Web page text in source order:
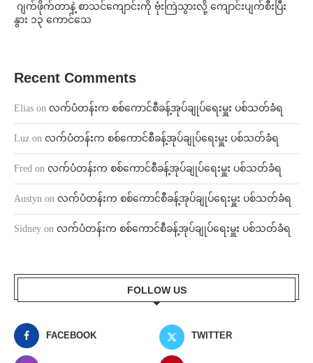
⁨⁩ ⁨ဂျက်ဖိုက်တာနဲ့ စာသင်ကျောင်းကို ဗုံးကြဲသွားလို့ ကျောင်းပျက်စီးပြီး
နွား ၁၃ ကောင်သေ
Recent Comments
Elias on လက်ပံတန်းက စစ်ကောင်စီခန့်အုပ်ချုပ်ရေးမှူး ပစ်သတ်ခံရ
Luz on လက်ပံတန်းက စစ်ကောင်စီခန့်အုပ်ချုပ်ရေးမှူး ပစ်သတ်ခံရ
Fred on လက်ပံတန်းက စစ်ကောင်စီခန့်အုပ်ချုပ်ရေးမှူး ပစ်သတ်ခံရ
Austyn on လက်ပံတန်းက စစ်ကောင်စီခန့်အုပ်ချုပ်ရေးမှူး ပစ်သတ်ခံရ
Sidney on လက်ပံတန်းက စစ်ကောင်စီခန့်အုပ်ချုပ်ရေးမှူး ပစ်သတ်ခံရ
FOLLOW US
FACEBOOK TWITTER